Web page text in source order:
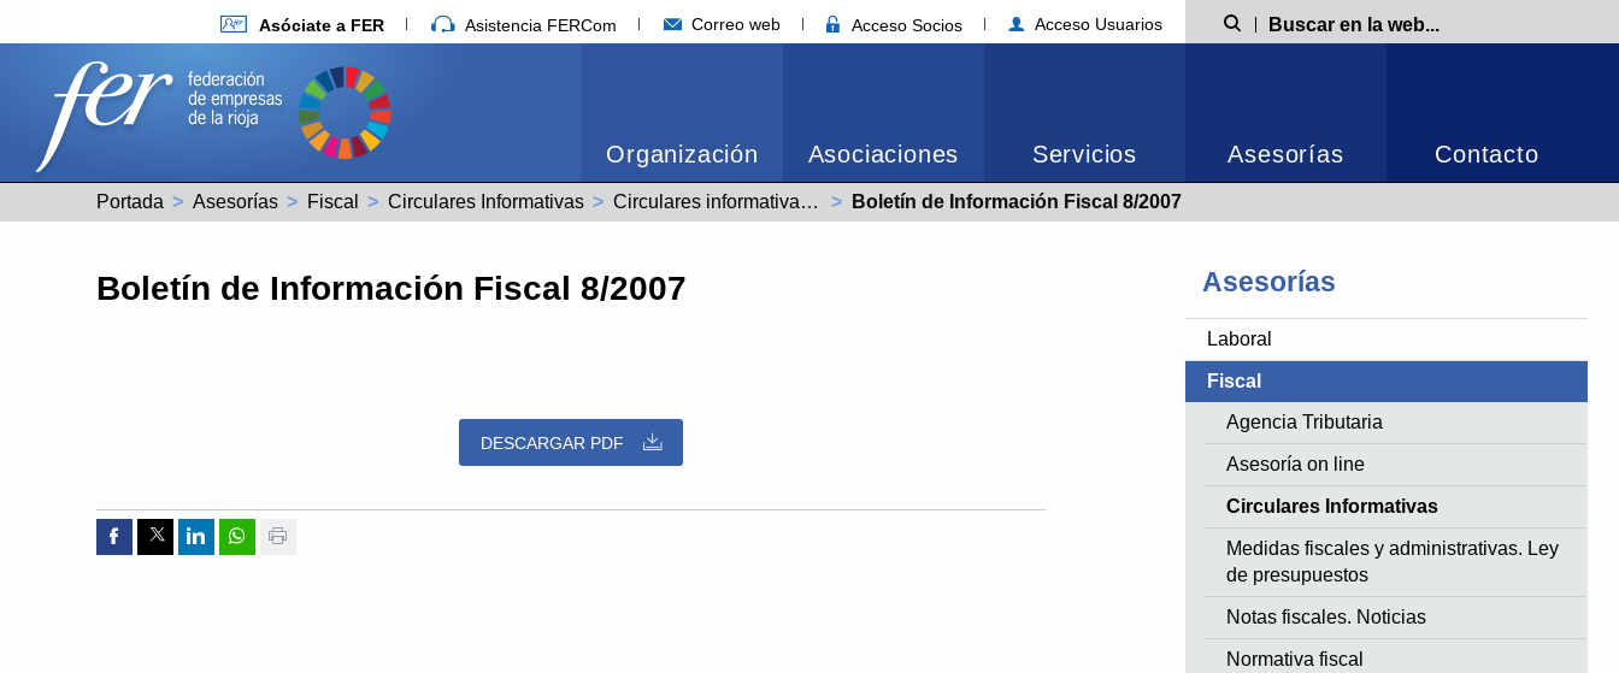
Asóciate a FER Asistencia FERCom Correo web Acceso Socios Acceso Usuarios Búsqueda
Organización Asociaciones Servicios Asesorías Contacto
Portada Asesorías Fiscal Circulares Informativas Circulares informativas año 2007 Actual:
Boletín de Información Fiscal 8/2007
Asesorías
Laboral
Fiscal
Agencia Tributaria
Asesoría on line
Circulares Informativas
Medidas fiscales y administrativas. Ley
de presupuestos
Notas fiscales. Noticias
Normativa fiscal
Boletín de Información Fiscal 8/2007
DESCARGAR PDF
Compartir por Facebook
Compartir por Twitter
Compartir por Linkedin
Compartir por whatsapp